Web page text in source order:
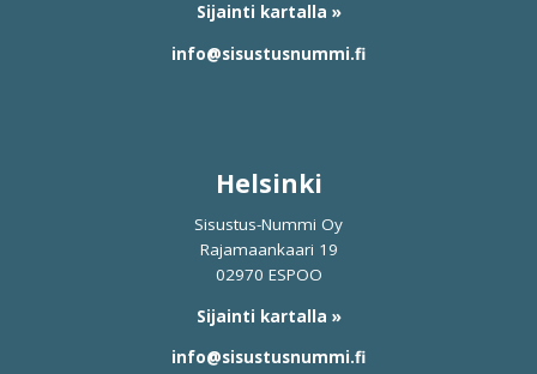
Sijainti kartalla »
info@sisustusnummi.fi
Helsinki
Sisustus-Nummi Oy
Rajamaankaari 19
02970 ESPOO
Sijainti kartalla »
info@sisustusnummi.fi